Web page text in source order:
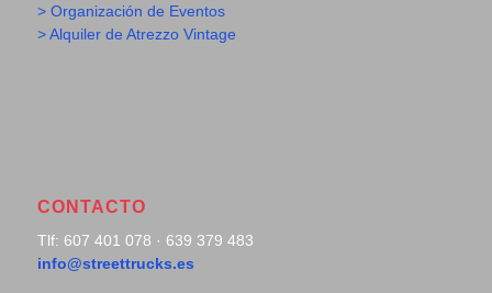
> Organización de Eventos
> Alquiler de Atrezzo Vintage
CONTACTO
Tlf: 607 401 078 · 639 379 483
info@streettrucks.es